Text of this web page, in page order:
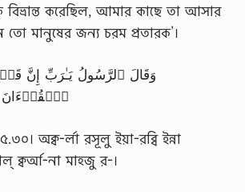
বিভ্রান্ত করেছিল, আমার কাছে তা আসার
মানুষের জন্য চরম প্রতারক’।
وَقَالَ ٱلرَّسُولُ يَـٰرَبِّ إِنَّ
ٱلۡقُرۡءَانَ
অক্ব-র্লা রসূলু ইয়া-রব্বি ইন্না
ক্বর্আ-না মাহ্জু র-।